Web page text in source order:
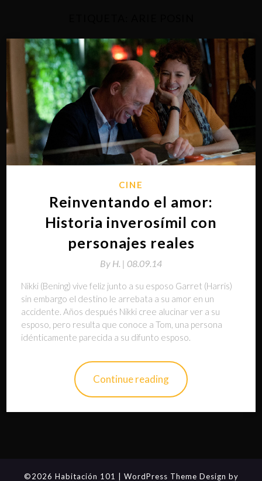
CINE
Reinventando el amor:
Historia inverosímil con
personajes reales
By H. | 08.09.14
Nikki (Bening) vive feliz junto a su esposo Garret (Harris)
sin embargo el destino le arrebata a su amor en un
accidente. Años después Nikki cree alucinar ver a su
esposo, pero resulta que conoce a Tom, una persona
idénticamente parecida a su difunto esposo.
Continue reading
©2026 Habitación 101 | WordPress Theme Design by